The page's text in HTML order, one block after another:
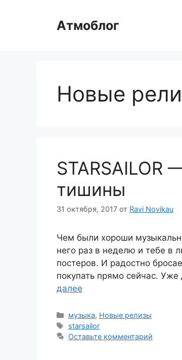
содержимомуАтмоблог
Новые
STARSAILOR
тишины
31 октября, 2017 от Ravi Novikau
Чем были хороши
него раз в неделю и тебе в
постеров. И радостно
покупать прямо сейчас.
далее
Рубрики
музыка, Новые релизы
Метки
starsailor
Оставьте комментарий